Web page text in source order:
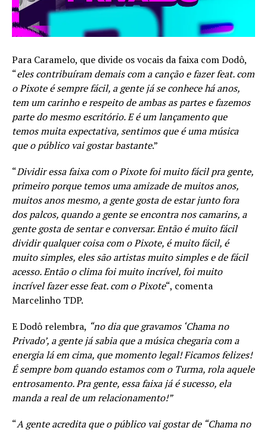
Para Caramelo, que divide os vocais da faixa com Dodô,
“eles contribuíram demais com a canção e fazer feat. com
o Pixote é sempre fácil, a gente já se conhece há anos,
tem um carinho e respeito de ambas as partes e fazemos
parte do mesmo escritório. E é um lançamento que
temos muita expectativa, sentimos que é uma música
que o público vai gostar bastante.”
“Dividir essa faixa com o Pixote foi muito fácil pra gente,
primeiro porque temos uma amizade de muitos anos,
muitos anos mesmo, a gente gosta de estar junto fora
dos palcos, quando a gente se encontra nos camarins, a
gente gosta de sentar e conversar. Então é muito fácil
dividir qualquer coisa com o Pixote, é muito fácil, é
muito simples, eles são artistas muito simples e de fácil
acesso. Então o clima foi muito incrível, foi muito
incrível fazer esse feat. com o Pixote“, comenta
Marcelinho TDP.
E Dodô relembra, “no dia que gravamos ‘Chama no
Privado’, a gente já sabia que a música chegaria com a
energia lá em cima, que momento legal! Ficamos felizes!
É sempre bom quando estamos com o Turma, rola aquele
entrosamento. Pra gente, essa faixa já é sucesso, ela
manda a real de um relacionamento!”
“A gente acredita que o público vai gostar de “Chama no